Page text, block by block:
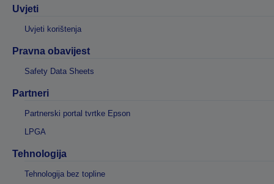
Uvjeti
Uvjeti korištenja
Pravna obavijest
Safety Data Sheets
Partneri
Partnerski portal tvrtke Epson
LPGA
Tehnologija
Tehnologija bez topline